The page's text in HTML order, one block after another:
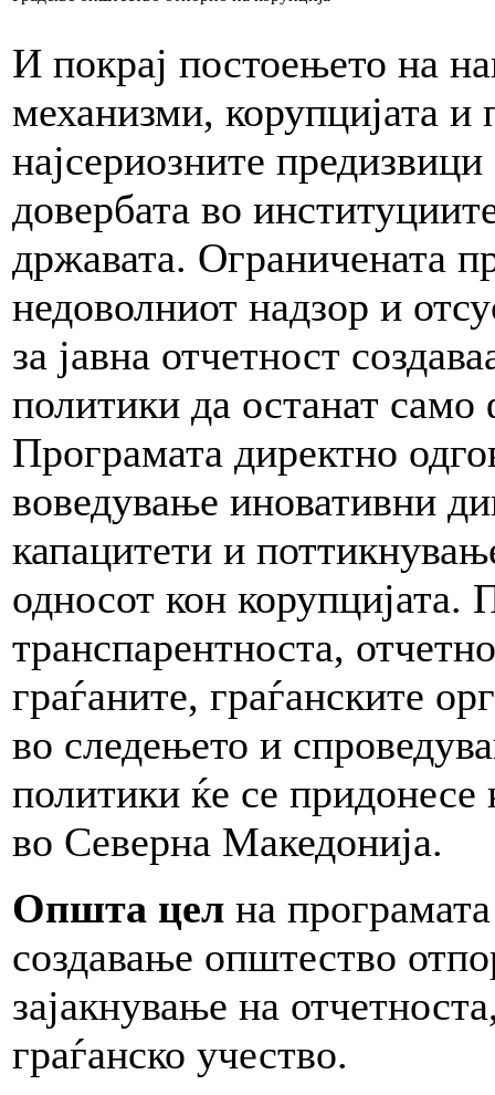
И покрај постоењето на
механизми, корупцијата и
најсериозните
довербата во
државата. Ограничената
недоволниот надзор и
за јавна отчетност
политики да останат
Програмата директно
воведување иновативни
капацитети и
односот кон корупцијата.
транспарентноста,
граѓаните, граѓанските
во следењето и
политики ќе се придонесе
во Северна Македонија.
Општа цел на
создавање општество
зајакнување на
граѓанско учество.